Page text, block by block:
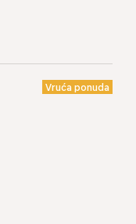
Vruća ponuda